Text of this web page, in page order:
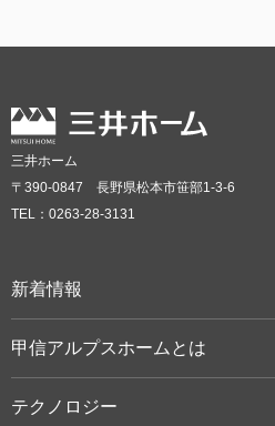
三井ホーム
〒390-0847 長野県松本市笹部1-3-6
TEL：0263-28-3131
新着情報
甲信アルプスホームとは
テクノロジー